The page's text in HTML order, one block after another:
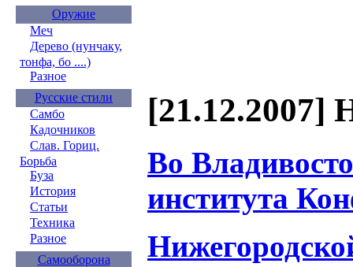
Оружие
Меч
Дерево (нунчаку,
тонфа, бо ....)
Разное
Русские стили
Самбо
Кадочников
Слав. Гориц.
Борьба
Буза
История
Статьи
Техника
Разное
Самооборона
[21.12.2007]
Во
института